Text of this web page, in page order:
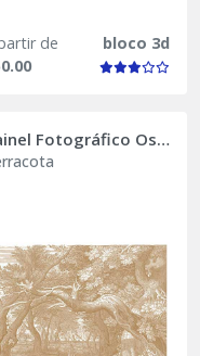
de
bloco 3d
Painel Fotográfico Oslo